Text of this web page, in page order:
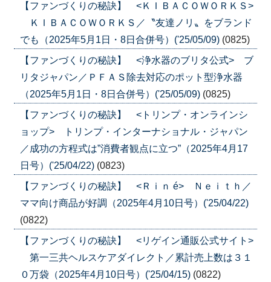
【ファンづくりの秘訣】 <ＫＩＢＡＣＯＷＯＲＫＳ>
ＫＩＢＡＣＯＷＯＲＫＳ／〝友達ノリ〟をブランド
でも（2025年5月1日・8日合併号）('25/05/09) (0825)
【ファンづくりの秘訣】 <浄水器のブリタ公式> ブ
リタジャパン／ＰＦＡＳ除去対応のポット型浄水器
（2025年5月1日・8日合併号）('25/05/09) (0825)
【ファンづくりの秘訣】 <トリンプ・オンラインシ
ョップ> トリンプ・インターナショナル・ジャパン
／成功の方程式は”消費者観点に立つ”（2025年4月17
日号）('25/04/22) (0823)
【ファンづくりの秘訣】 <Ｒｉｎ é> Ｎｅｉｔｈ／
ママ向け商品が好調（2025年4月10日号）('25/04/22)
(0822)
【ファンづくりの秘訣】 <リゲイン通販公式サイト>
第一三共ヘルスケアダイレクト／累計売上数は３１
０万袋（2025年4月10日号）('25/04/15) (0822)